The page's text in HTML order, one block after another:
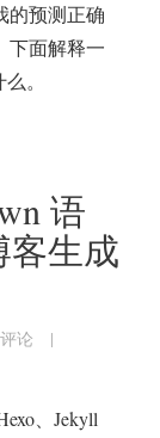
的预测正确
下面解释一
。
语
客生成
论
|
、Jekyll